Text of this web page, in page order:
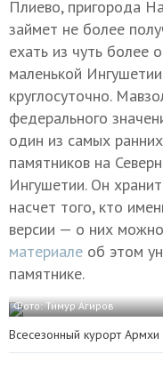
Плиево, пригорода
займет не более
ехать из чуть более
маленькой
круглосуточно.
федерального
один из самых
памятников на
Ингушетии. Он
насчет того, кто
версии — о них
материале об этом
памятнике.
Фото: Тимур Агиров
Всесезонный курорт Армхи